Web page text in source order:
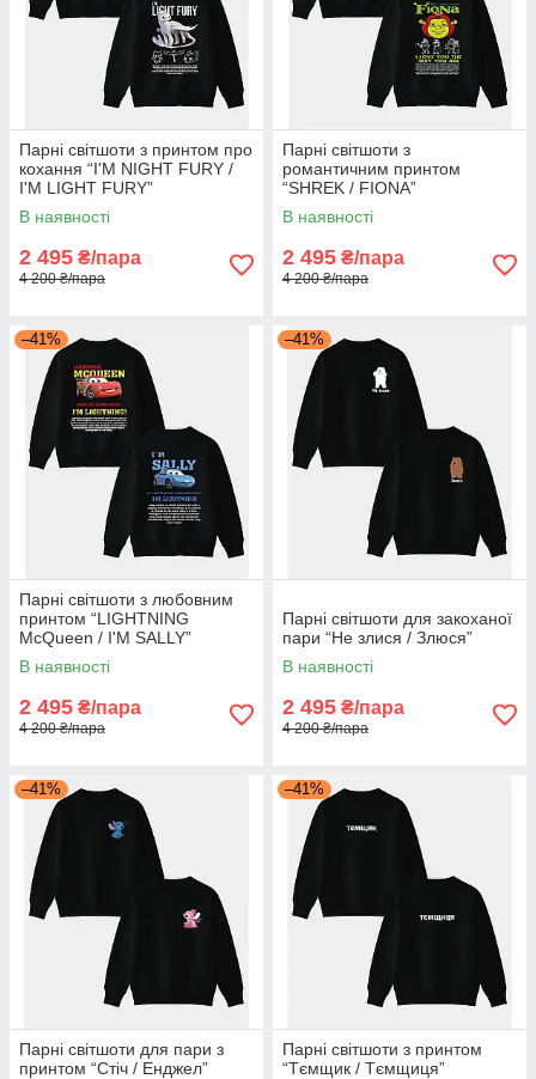
Парні світшоти з принтом про
кохання “I'M NIGHT FURY /
I'M LIGHT FURY”
В наявності
2 495 ₴/пара
4 200 ₴/пара
Парні світшоти з
романтичним принтом
“SHREK / FIONA”
В наявності
2 495 ₴/пара
4 200 ₴/пара
–41%
Парні світшоти з любовним
принтом “LIGHTNING
McQueen / I'M SALLY”
В наявності
2 495 ₴/пара
4 200 ₴/пара
–41%
Парні світшоти для закоханої
пари “Не злися / Злюся”
В наявності
2 495 ₴/пара
4 200 ₴/пара
–41%
Парні світшоти для пари з
принтом “Стіч / Енджел”
–41%
Парні світшоти з принтом
“Тємщик / Тємщиця”